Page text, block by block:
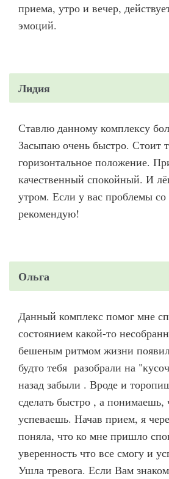
приема, утро и вечер,
эмоций.
Лидия
Ставлю данному комплексу
Засыпаю очень быстро. Стоит
горизонтальное положение.
качественный спокойный. И
утром. Если у вас проблемы
рекомендую!
Ольга
Данный комплекс помог мне
состоянием какой-то
бешеным ритмом жизни
будто тебя разобрали на
назад забыли . Вроде и
сделать быстро , а понимаешь,
успеваешь. Начав прием, я
поняла, что ко мне пришло
уверенность что все смогу и
Ушла тревога. Если Вам